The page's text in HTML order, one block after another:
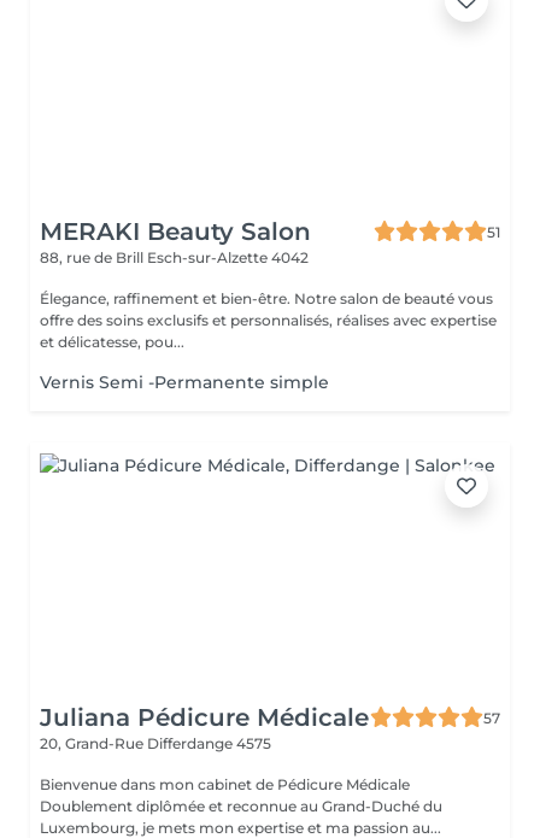
MERAKI Beauty Salon
51
88, rue de Brill Esch-sur-Alzette 4042
Élegance, raffinement et bien-être. Notre salon de beauté vous
offre des soins exclusifs et personnalisés, réalises avec expertise
et délicatesse, pou...
Vernis Semi -Permanente simple
Juliana Pédicure Médicale
57
20, Grand-Rue Differdange 4575
Bienvenue dans mon cabinet de Pédicure Médicale
Doublement diplômée et reconnue au Grand-Duché du
Luxembourg, je mets mon expertise et ma passion au...